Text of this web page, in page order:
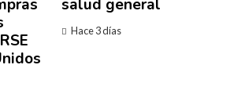
salud general
Hace 3 días